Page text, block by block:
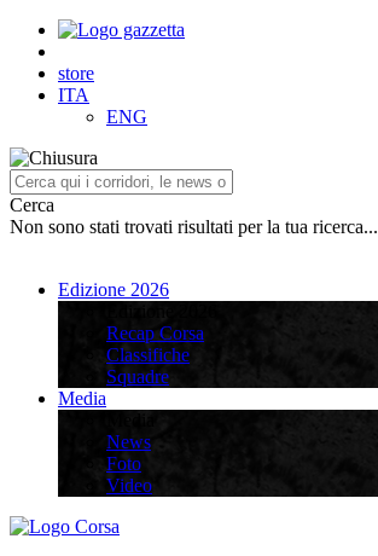
store
ITA
ENG
Cerca
Non sono stati trovati risultati per la tua ricerca...
Edizione 2026
Recap Corsa
Classifiche
Squadre
Media
News
Foto
Video